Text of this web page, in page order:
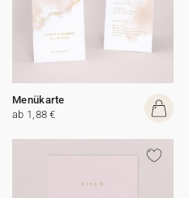
Menükarte
ab 1,88 €